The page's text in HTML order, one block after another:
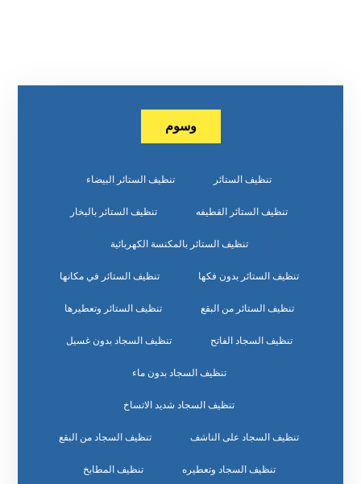
وسوم
تنظيف الستائر تنظيف الستائر البيضاء
تنظيف الستائر القطيفه تنظيف الستائر بالبخار
تنظيف الستائر بالمكنسة الكهربائية
تنظيف الستائر بدون فكها تنظيف الستائر في مكانها
تنظيف الستائر من البقع تنظيف الستائر وتعطيرها
تنظيف السجاد الفاتح تنظيف السجاد بدون غسيل
تنظيف السجاد بدون ماء
تنظيف السجاد شديد الاتساخ
تنظيف السجاد على الناشف تنظيف السجاد من البقع
تنظيف السجاد وتعطيره تنظيف المطابخ